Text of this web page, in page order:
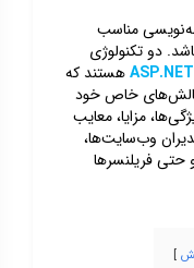
مناسب
دو تکنولوژی
ASP.NETهستند که
چالش‌های خاص خود
مزایا، معایب
وب‌سایت‌ها،
حتی فریلنسرها